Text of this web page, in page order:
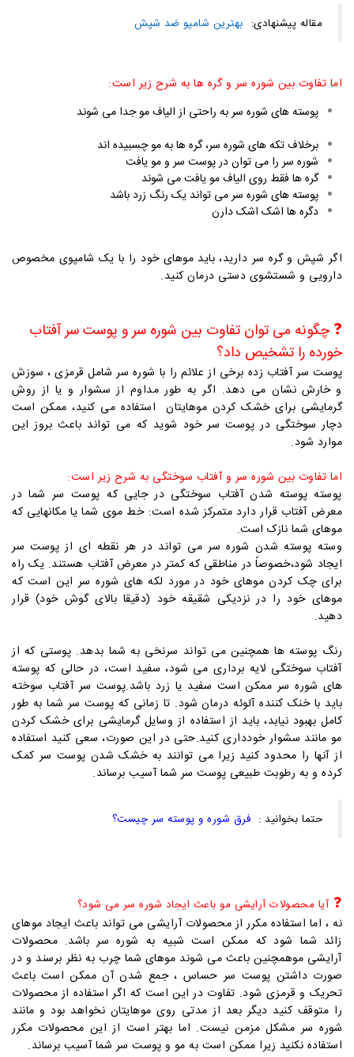
مقاله پیشنهادی: بهترین شامپو ضد شپش
اما تفاوت بین شوره سر و گره ها به شرح زیر است:
پوسته های شوره سر به راحتی از الیاف مو جدا می شوند
برخلاف تکه های شوره سر، گره ها به مو چسبیده اند
شوره سر را می توان در پوست سر و مو یافت
گره ها فقط روی الیاف مو یافت می شوند
پوسته های شوره سر می تواند یک رنگ زرد باشد
دگره ها اشک اشک دارن
اگر شپش و گره سر دارید، باید موهای خود را با یک شامپوی مخصوص
دارویی و شستشوی دستی درمان کنید.
❓چگونه می توان تفاوت بین شوره سر و پوست سر آفتاب
خورده را تشخیص داد؟
پوست سر آفتاب زده برخی از علائم را با شوره سر شامل قرمزی ، سوزش
و خارش نشان می دهد. اگر به طور مداوم از سشوار و یا از روش
گرمایشی برای خشک کردن موهایتان استفاده می کنید، ممکن است
دچار سوختگی در پوست سر خود شوید که می تواند باعث بروز این
موارد شود.
اما تفاوت بین شوره سر و آفتاب سوختگی به شرح زیر است:
پوسته پوسته شدن آفتاب سوختگی در جایی که پوست سر شما در
معرض آفتاب قرار دارد متمرکز شده است: خط موی شما یا مکانهایی که
موهای شما نازک است.
وسته پوسته شدن شوره سر می تواند در هر نقطه ای از پوست سر
ایجاد شود،خصوصاً در مناطقی که کمتر در معرض آفتاب هستند. یک راه
برای چک کردن موهای خود در مورد لکه های شوره سر این است که
موهای خود را در نزدیکی شقیقه خود (دقیقا بالای گوش خود) قرار
دهید.
رنگ پوسته ها همچنین می تواند سرنخی به شما بدهد. پوستی که از
آفتاب سوختگی لایه برداری می شود، سفید است، در حالی که پوسته
های شوره سر ممکن است سفید یا زرد باشد.پوست سر آفتاب سوخته
باید با خنک کننده آلوئه درمان شود. تا زمانی که پوست سر شما به طور
کامل بهبود نیابد، باید از استفاده از وسایل گرمایشی برای خشک کردن
مو مانند سشوار خودداری کنید.حتی در این صورت، سعی کنید استفاده
از آنها را محدود کنید زیرا می توانند به خشک شدن پوست سر کمک
کرده و به رطوبت طبیعی پوست سر شما آسیب برساند.
حتما بخوانید : فرق شوره و پوسته سر چیست؟
❓ آیا محصولات آرایشی مو باعث ایجاد شوره سر می شود؟
نه ، اما استفاده مکرر از محصولات آرایشی می تواند باعث ایجاد موهای
زائد شما شود که ممکن است شبیه به شوره سر باشد. محصولات
آرایشی موهمچنین باعث می شوند موهای شما چرب به نظر برسند و در
صورت داشتن پوست سر حساس ، جمع شدن آن ممکن است باعث
تحریک و قرمزی شود. تفاوت در این است که اگر استفاده از محصولات
را متوقف کنید دیگر بعد از مدتی روی موهایتان نخواهد بود و مانند
شوره سر مشکل مزمن نیست. اما بهتر است از این محصولات مکرر
استفاده نکنید زیرا ممکن است به مو و پوست سر شما آسیب برساند.